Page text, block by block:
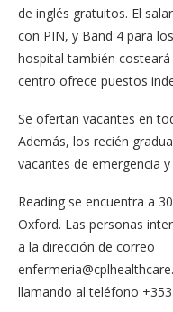
de inglés gratuitos. El
con PIN, y Band 4 para
hospital también costeará
centro ofrece puestos
Se ofertan vacantes en
Además, los recién
vacantes de emergencia
Reading se encuentra a
Oxford. Las personas
a la dirección de correo
llamando al teléfono